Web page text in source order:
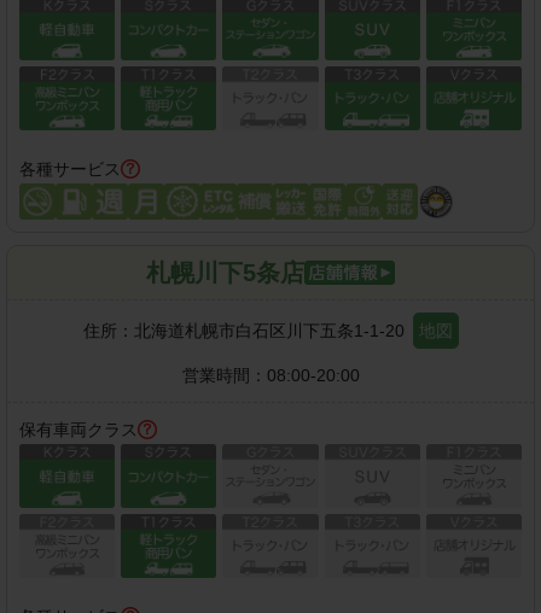
各種サービス
札幌川下5条店
住所： 北海道札幌市白石区川下五条1-1-20 地図
営業時間： 08:00-20:00
保有車両クラス